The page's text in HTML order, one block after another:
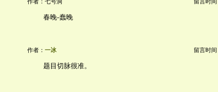
作者：七号洞 留言时间
春晚-蠢晚
作者： 一冰 留言时间
题目切脉很准。